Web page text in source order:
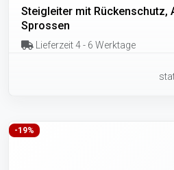
Steigleiter mit Rückenschutz,
Sprossen
Lieferzeit 4 - 6 Werktage
-19%